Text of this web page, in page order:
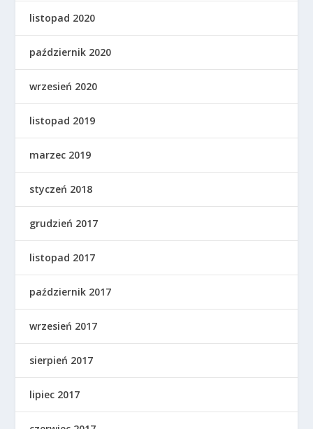
listopad 2020
październik 2020
wrzesień 2020
listopad 2019
marzec 2019
styczeń 2018
grudzień 2017
listopad 2017
październik 2017
wrzesień 2017
sierpień 2017
lipiec 2017